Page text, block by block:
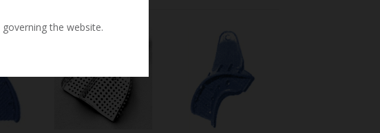
governing the website.